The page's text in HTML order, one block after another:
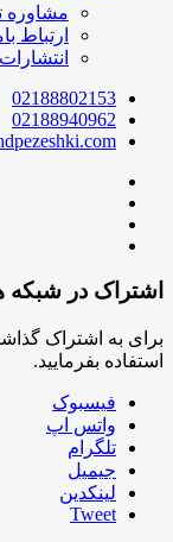
ارتباط
انتشارات
02188802153
02188940962
اشتراک در شبکه
برای به اشتراک
استفاده بفرمایید.
فیسبوک
واتس اپ
تلگرام
جیمیل
لینکدین
Tweet